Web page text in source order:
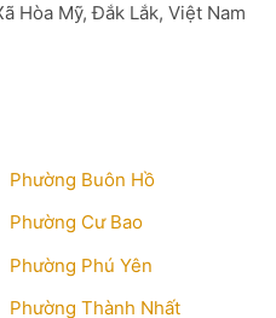
Hòa Mỹ, Đắk Lắk, Việt Nam
Phường Buôn Hồ
Phường Cư Bao
Phường Phú Yên
Phường Thành Nhất